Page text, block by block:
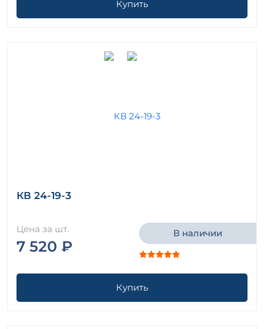
Купить
КВ 24-19-3
Цена за шт.
7 520 ₽
В наличии
Купить